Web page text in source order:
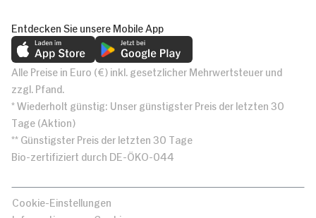
Entdecken Sie unsere Mobile App
Alle Preise in Euro (€) inkl. gesetzlicher Mehrwertsteuer und
zzgl. Pfand.
* Wiederholt günstig: Unser günstigster Preis der letzten 30
Tage (Aktion)
** Günstigster Preis der letzten 30 Tage
Bio-zertifiziert durch DE-ÖKO-044
Cookie-Einstellungen